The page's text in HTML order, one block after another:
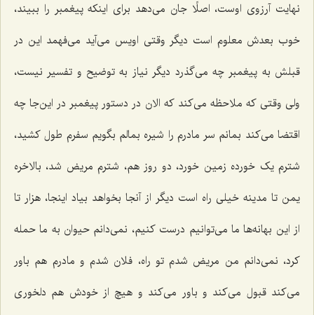
نهایت آرزوی اوست، اصلًا جان می‌دهد برای اینکه پیغمبر را ببیند،
خوب بعدش معلوم است دیگر وقتی اویس می‌آید می‌فهمد این در
قبلش به پیغمبر چه می‌گذرد دیگر نیاز به توضیح و تفسیر نیست،
ولی وقتی که ملاحظه می‌کند که الان در دستور پیغمبر در این‌جا چه
اقتضا می‌کند بمانم سر مادرم را شیره بمالم بگویم سفرم طول کشید،
شترم یک خورده زمین خورد، دو روز هم، شترم مریض شد، بالاخره
یمن تا مدینه خیلی راه است دیگر از آنجا بخواهد بیاد اینجا، هزار تا
از این بهانه‌ها ما می‌توانیم درست کنیم، نمی‌دانم حیوان به ما حمله
کرد، نمی‌دانم من مریض شدم تو راه، فلان شدم و مادرم هم باور
می‌کند قبول می‌کند و باور می‌کند و هیچ از خودش هم دلخوری